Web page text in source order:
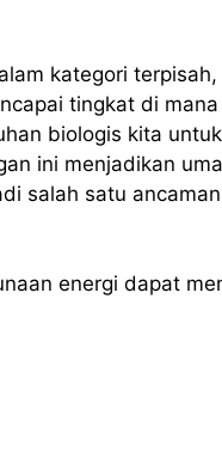
kategori
tingkat di
biologis kita
ini menjadikan
salah satu
energi dapat